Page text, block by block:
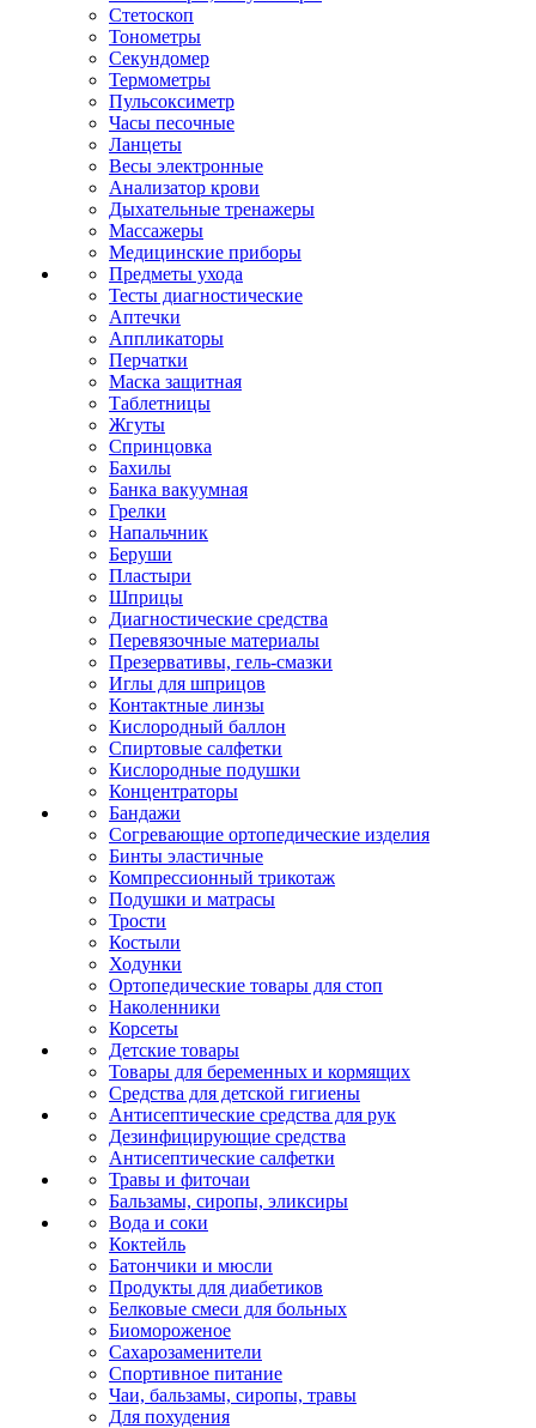
Стетоскоп
Тонометры
Секундомер
Термометры
Пульсоксиметр
Часы песочные
Ланцеты
Весы электронные
Анализатор крови
Дыхательные тренажеры
Массажеры
Медицинские приборы
Предметы ухода
Тесты диагностические
Аптечки
Аппликаторы
Перчатки
Маска защитная
Таблетницы
Жгуты
Спринцовка
Бахилы
Банка вакуумная
Грелки
Напальчник
Беруши
Пластыри
Шприцы
Диагностические средства
Перевязочные материалы
Презервативы, гель-смазки
Иглы для шприцов
Контактные линзы
Кислородный баллон
Спиртовые салфетки
Кислородные подушки
Концентраторы
Бандажи
Согревающие ортопедические изделия
Бинты эластичные
Компрессионный трикотаж
Подушки и матрасы
Трости
Костыли
Ходунки
Ортопедические товары для стоп
Наколенники
Корсеты
Детские товары
Товары для беременных и кормящих
Средства для детской гигиены
Антисептические средства для рук
Дезинфицирующие средства
Антисептические салфетки
Травы и фиточаи
Бальзамы, сиропы, эликсиры
Вода и соки
Коктейль
Батончики и мюсли
Продукты для диабетиков
Белковые смеси для больных
Биомороженое
Сахарозаменители
Спортивное питание
Чаи, бальзамы, сиропы, травы
Для похудения